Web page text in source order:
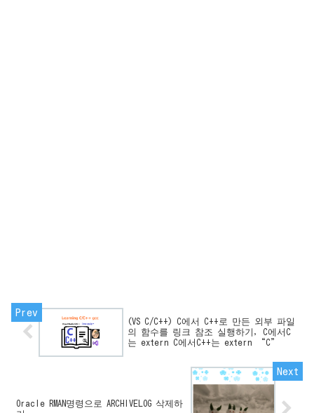
(VS C/C++) C에서 C++로 만든 외부 파일
의 함수를 링크 참조 실행하기, C에서C
는 extern C에서C++는 extern “C”
Oracle RMAN명령으로 ARCHIVELOG 삭제하